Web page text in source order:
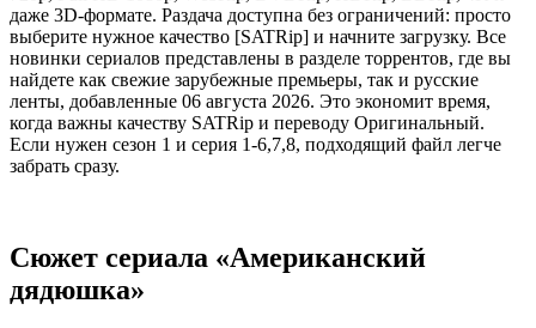
даже 3D-формате. Раздача доступна без ограничений: просто
выберите нужное качество [SATRip] и начните загрузку. Все
новинки сериалов представлены в разделе торрентов, где вы
найдете как свежие зарубежные премьеры, так и русские
ленты, добавленные 06 августа 2026. Это экономит время,
когда важны качеству SATRip и переводу Оригинальный.
Если нужен сезон 1 и серия 1-6,7,8, подходящий файл легче
забрать сразу.
Сюжет сериала «Американский
дядюшка»